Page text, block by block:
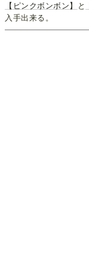
【ピンクボンボン】 と
入手出来る。